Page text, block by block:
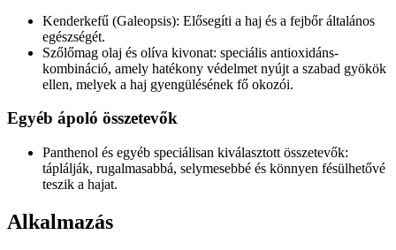
Kenderkefű (Galeopsis): Elősegíti a haj és a fejbőr általános
egészségét.
Szőlőmag olaj és olíva kivonat: speciális antioxidáns-
kombináció, amely hatékony védelmet nyújt a szabad gyökök
ellen, melyek a haj gyengülésének fő okozói.
Egyéb ápoló összetevők
Panthenol és egyéb speciálisan kiválasztott összetevők:
táplálják, rugalmasabbá, selymesebbé és könnyen fésülhetővé
teszik a hajat.
Alkalmazás